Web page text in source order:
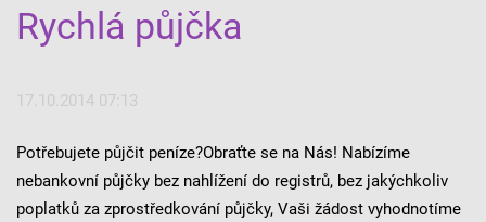
Rychlá půjčka
17.10.2014 07:13
Potřebujete půjčit peníze?Obraťte se na Nás! Nabízíme
nebankovní půjčky bez nahlížení do registrů, bez jakýchkoliv
poplatků za zprostředkování půjčky, Vaši žádost vyhodnotíme